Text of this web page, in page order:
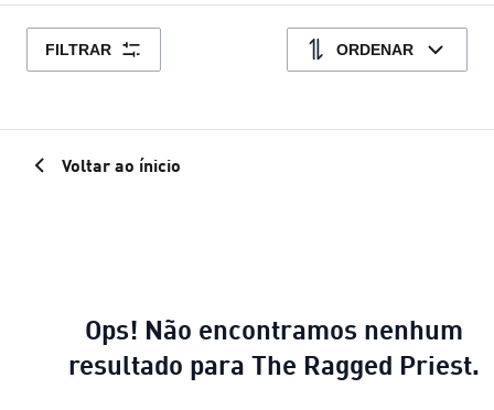
FILTRAR ORDENAR
Voltar ao ínicio
Ops! Não encontramos nenhum
resultado para The Ragged Priest.